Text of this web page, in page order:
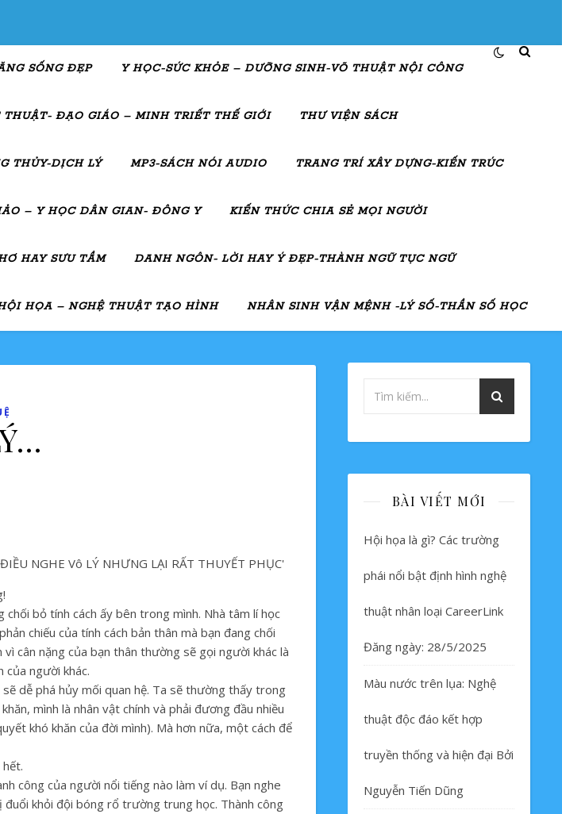
SỐNG ĐẸP Y HỌC-SỨC KHỎE – DƯỠNG SINH-VÕ THUẬT NỘI CÔNG
THUẬT- ĐẠO GIÁO – MINH TRIẾT THẾ GIỚI THƯ VIỆN SÁCH
THỦY-DỊCH LÝ MP3-SÁCH NÓI AUDIO TRANG TRÍ XÂY DỰNG-KIẾN TRÚC
– Y HỌC DÂN GIAN- ĐÔNG Y KIẾN THỨC CHIA SẺ MỌI NGƯỜI
HAY SƯU TẦM DANH NGÔN- LỜI HAY Ý ĐẸP-THÀNH NGỮ TỤC NGỮ
HỌA – NGHỆ THUẬT TẠO HÌNH NHÂN SINH VẬN MỆNH -LÝ SỐ-THẦN SỐ HỌC
bỏ tính cách ấy bên trong mình. Nhà tâm lí học
chiếu của tính cách bản thân mà bạn đang chối
cân nặng của bạn thân thường sẽ gọi người khác là
của người khác.
dễ phá hủy mối quan hệ. Ta sẽ thường thấy trong
mình là nhân vật chính và phải đương đầu nhiều
khó khăn của đời mình). Mà hơn nữa, một cách để
công của người nổi tiếng nào làm ví dụ. Bạn nghe
khỏi đội bóng rổ trường trung học. Thành công
BÀI VIẾT MỚI
Hội họa là gì? Các trường
phái nổi bật định hình nghệ
thuật nhân loại CareerLink
Đăng ngày: 28/5/2025
Màu nước trên lụa: Nghệ
thuật độc đáo kết hợp
truyền thống và hiện đại Bởi
Nguyễn Tiến Dũng